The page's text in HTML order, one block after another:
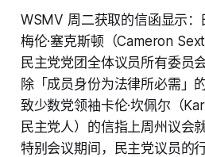
WSMV 周二获取的信函显示
梅伦·塞克斯顿（Cameron
民主党党团全体议员所有委员
除「成员身份为法律所必需」
致少数党领袖卡伦·坎佩尔（
民主党人）的信指上周州议会
特别会议期间，民主党议员的